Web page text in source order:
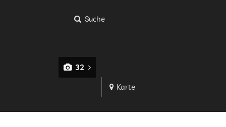
Suche
32
Karte